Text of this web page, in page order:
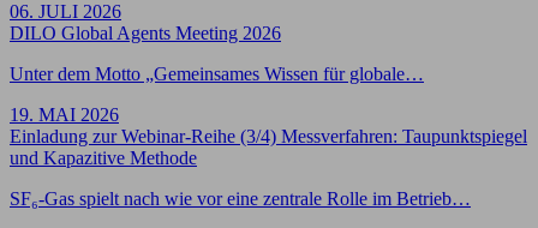
06. JULI 2026
DILO Global Agents Meeting 2026
Unter dem Motto „Gemeinsames Wissen für globale…
19. MAI 2026
Einladung zur Webinar-Reihe (3/4) Messverfahren: Taupunktspiegel
und Kapazitive Methode
SF₆-Gas spielt nach wie vor eine zentrale Rolle im Betrieb…